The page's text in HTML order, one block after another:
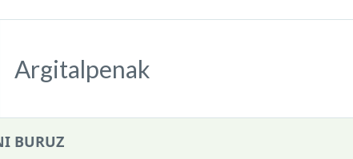
Argitalpenak
BURUZ